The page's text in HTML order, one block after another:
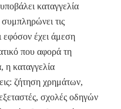
καταγγελία
τις
εφόσον έχει άμεση
που αφορά τη
η καταγγελία
ζήτηση χρημάτων,
σχολές οδηγών